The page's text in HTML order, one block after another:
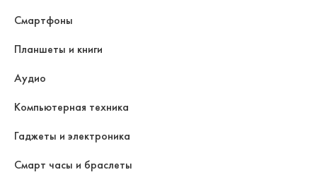
Смартфоны
Планшеты и книги
Аудио
Компьютерная техника
Гаджеты и электроника
Смарт часы и браслеты